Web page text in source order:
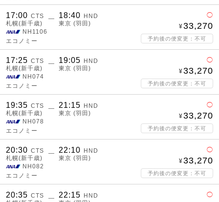
17:00 CTS
札幌(新千歳)
― 18:40
HND
東京 (羽田)
NH1106
エコノミー
◯
33,270
予約後の便変更：不可
17:25 CTS
札幌(新千歳)
― 19:05
HND
東京 (羽田)
NH074
エコノミー
◯
33,270
予約後の便変更：不可
19:35 CTS
札幌(新千歳)
― 21:15
HND
東京 (羽田)
NH078
エコノミー
◯
33,270
予約後の便変更：不可
20:30 CTS
札幌(新千歳)
― 22:10
HND
東京 (羽田)
NH082
エコノミー
◯
33,270
予約後の便変更：不可
20:35 CTS
― 22:15
HND
◯